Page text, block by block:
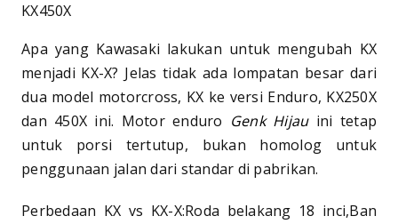
KX450X
Apa yang Kawasaki lakukan untuk mengubah KX
menjadi KX-X? Jelas tidak ada lompatan besar dari
dua model motorcross, KX ke versi Enduro, KX250X
dan 450X ini. Motor enduro Genk Hijauini tetap
untuk porsi tertutup, bukan homolog untuk
penggunaan jalan dari standar di pabrikan.
Perbedaan KX vs KX-X:Roda belakang 18 inci,Ban